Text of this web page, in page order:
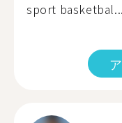
sport basketbal...